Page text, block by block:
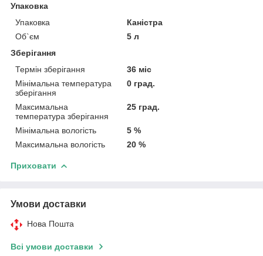
Упаковка
Упаковка
Каністра
Об`єм
5 л
Зберігання
Термін зберігання
36 міс
Мінімальна температура
зберігання
0 град.
Максимальна
температура зберігання
25 град.
Мінімальна вологість
5 %
Максимальна вологість
20 %
Приховати
Умови доставки
Нова Пошта
Всі умови доставки